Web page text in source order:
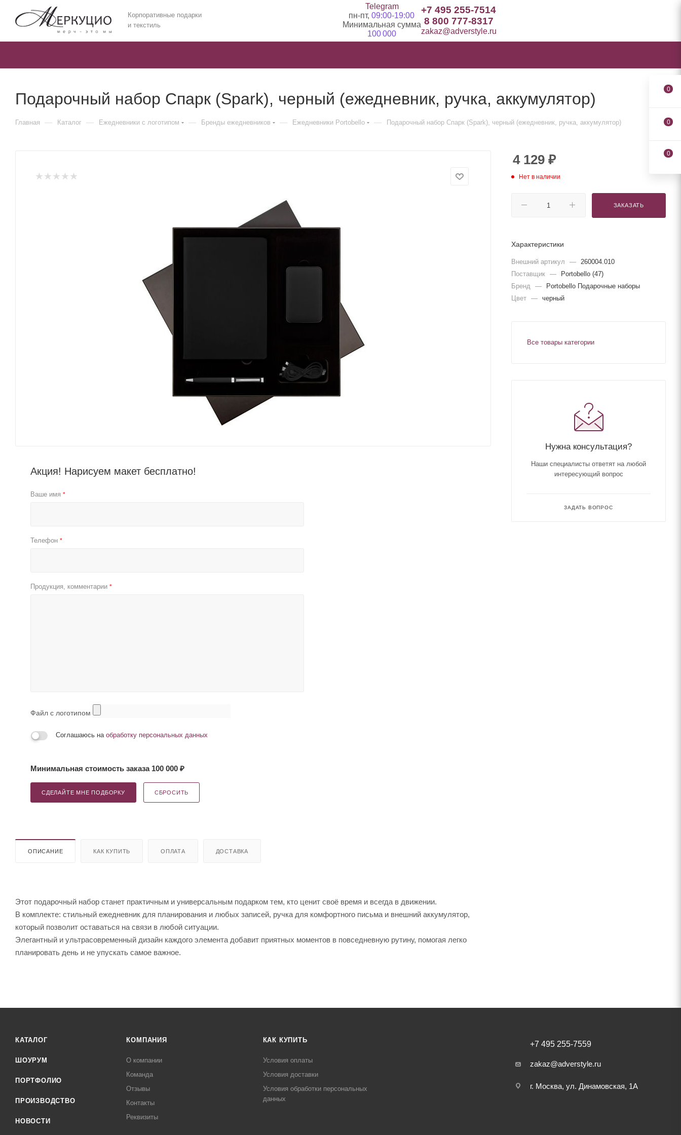
Корпоративные подарки
и текстиль
Telegram
пн-пт, 09:00-19:00
Минимальная сумма
100 000
+7 495 255-7514
8 800 777-8317
zakaz@adverstyle.ru
Подарочный набор Спарк (Spark), черный (ежедневник, ручка, аккумулятор)
Главная — Каталог — Ежедневники c логотипом — Бренды ежедневников — Ежедневники Portobello — Подарочный набор Спарк (Spark), черный (ежедневник, ручка, аккумулятор)
Акция! Нарисуем макет бесплатно!
Ваше имя *
Телефон *
Продукция, комментарии *
Файл с логотипом
Соглашаюсь на обработку персональных данных
Минимальная стоимость заказа 100 000 ₽
СДЕЛАЙТЕ МНЕ ПОДБОРКУ СБРОСИТЬ
ОПИСАНИЕ КАК КУПИТЬ ОПЛАТА ДОСТАВКА
Этот подарочный набор станет практичным и универсальным подарком тем, кто ценит своё время и всегда в движении.
В комплекте: стильный ежедневник для планирования и любых записей, ручка для комфортного письма и внешний аккумулятор,
который позволит оставаться на связи в любой ситуации.
Элегантный и ультрасовременный дизайн каждого элемента добавит приятных моментов в повседневную рутину, помогая легко
планировать день и не упускать самое важное.
4 129 ₽
Нет в наличии
ЗАКАЗАТЬ
Характеристики
Внешний артикул —
260004.010
Поставщик —
Portobello (47)
Бренд
—
Portobello Подарочные наборы
Цвет — черный
Все товары категории
Нужна консультация?
Наши специалисты ответят на любой
интересующий вопрос
ЗАДАТЬ ВОПРОС
КАТАЛОГ
ШОУРУМ
ПОРТФОЛИО
ПРОИЗВОДСТВО
НОВОСТИ
КОМПАНИЯ
О компании
Команда
Отзывы
Контакты
Реквизиты
КАК КУПИТЬ
Условия оплаты
Условия доставки
Условия обработки персональных
данных
+7 495 255-7559
zakaz@adverstyle.ru
г. Москва, ул. Динамовская, 1А
0
0
0